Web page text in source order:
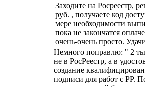
Заходите на Росреестр,
руб. , получаете код
мере необходимости
пока не закончатся
очень-очень просто.
Немного поправлю: " 2
не в РосРеестр, а в
создание
подписи для работ с РР.